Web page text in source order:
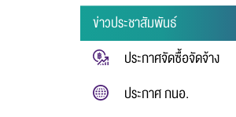
ข่าวประชาสัมพันธ์
ประกาศจัดซื้อจัดจ้าง
ประกาศ กนอ.